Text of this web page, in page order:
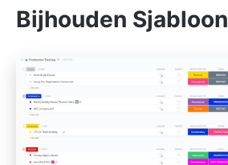
Bijhouden Sjabloon